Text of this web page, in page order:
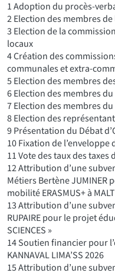
1 Adoption du procès-
2 Election des membres
3 Election de la
locaux
4 Création des
communales et extra-
5 Election des membres
6 Election des membres
7 Election des membres
8 Election des
9 Présentation du Débat
10 Fixation de
11 Vote des taux des taxes
12 Attribution d’une
Métiers Bertène
mobilité ERASMUS+ à
13 Attribution d’une
RUPAIRE pour le projet
SCIENCES »
14 Soutien financier pour
KANNAVAL LIMA’SS 2026
15 Attribution d’une